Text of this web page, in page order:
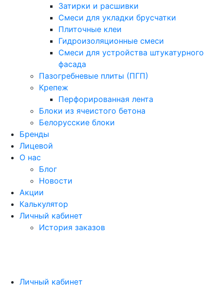
Затирки и расшивки
Смеси для укладки брусчатки
Плиточные клеи
Гидроизоляционные смеси
Смеси для устройства штукатурного
фасада
Пазогребневые плиты (ПГП)
Крепеж
Перфорированная лента
Блоки из ячеистого бетона
Белорусские блоки
Бренды
Лицевой
О нас
Блог
Новости
Акции
Калькулятор
Личный кабинет
История заказов
Личный кабинет